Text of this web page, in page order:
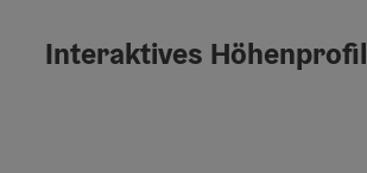
Interaktives Höhenprofil